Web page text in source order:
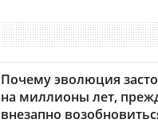
Почему эволюция
на миллионы лет,
внезапно